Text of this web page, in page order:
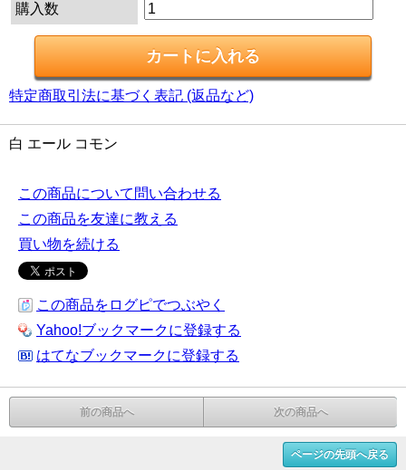
購入数
特定商取引法に基づく表記 (返品など)
白 エール コモン
この商品について問い合わせる
この商品を友達に教える
買い物を続ける
この商品をログピでつぶやく
Yahoo!ブックマークに登録する
はてなブックマークに登録する
前の商品へ 次の商品へ
ページの先頭へ戻る